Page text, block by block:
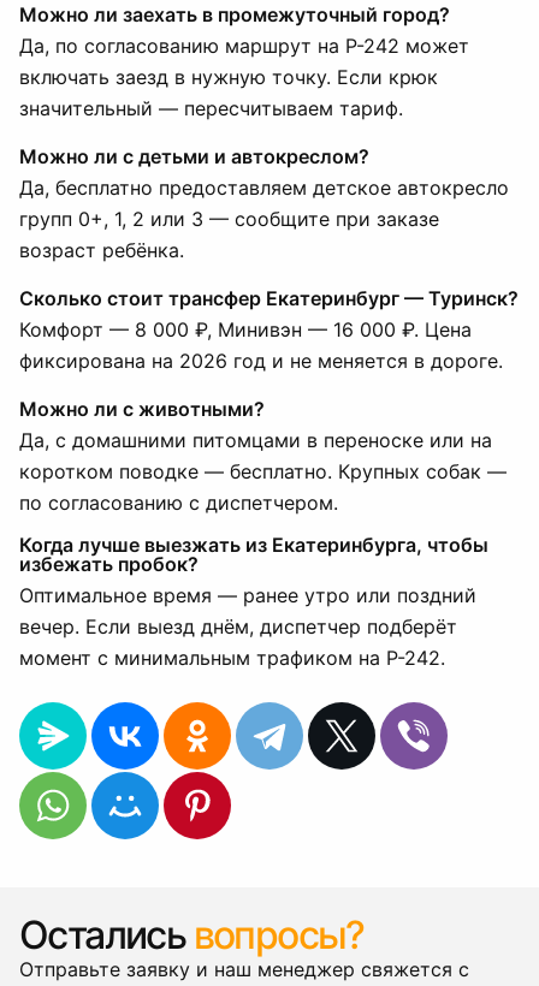
Можно ли заехать в промежуточный город?
Да, по согласованию маршрут на Р-242 может
включать заезд в нужную точку. Если крюк
значительный — пересчитываем тариф.
Можно ли с детьми и автокреслом?
Да, бесплатно предоставляем детское автокресло
групп 0+, 1, 2 или 3 — сообщите при заказе
возраст ребёнка.
Сколько стоит трансфер Екатеринбург — Туринск?
Комфорт — 8 000 ₽, Минивэн — 16 000 ₽. Цена
фиксирована на 2026 год и не меняется в дороге.
Можно ли с животными?
Да, с домашними питомцами в переноске или на
коротком поводке — бесплатно. Крупных собак —
по согласованию с диспетчером.
Когда лучше выезжать из Екатеринбурга, чтобы
избежать пробок?
Оптимальное время — ранее утро или поздний
вечер. Если выезд днём, диспетчер подберёт
момент с минимальным трафиком на Р-242.
Остались вопросы?
Отправьте заявку и наш менеджер свяжется с